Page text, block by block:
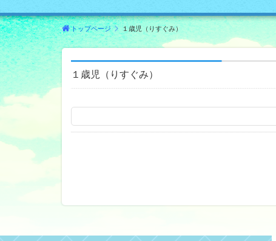
トップページ １歳児（りすぐみ）
１歳児（りすぐみ）